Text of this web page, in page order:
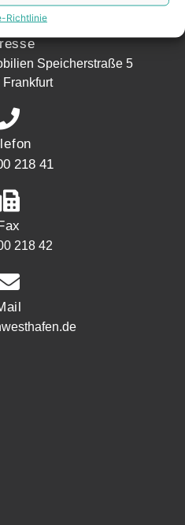
Richtlinie
Speicherstraße 5
218 41
218 42